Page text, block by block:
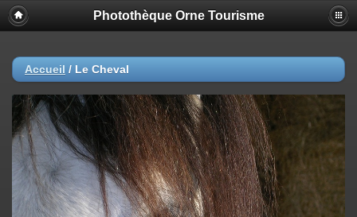
Photothèque Orne Tourisme
Accueil / Le Cheval